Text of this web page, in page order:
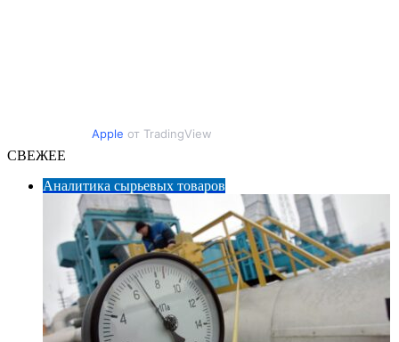
Apple от TradingView
СВЕЖЕЕ
Аналитика сырьевых товаров